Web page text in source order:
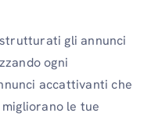
gli annunci
ogni
accattivanti che
le tue